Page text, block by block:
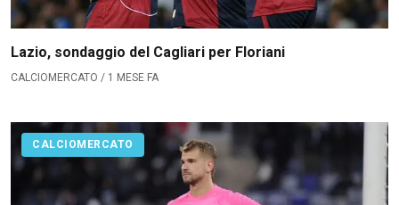
Lazio, sondaggio del Cagliari per Floriani
CALCIOMERCATO / 1 MESE FA
CALCIOMERCATO